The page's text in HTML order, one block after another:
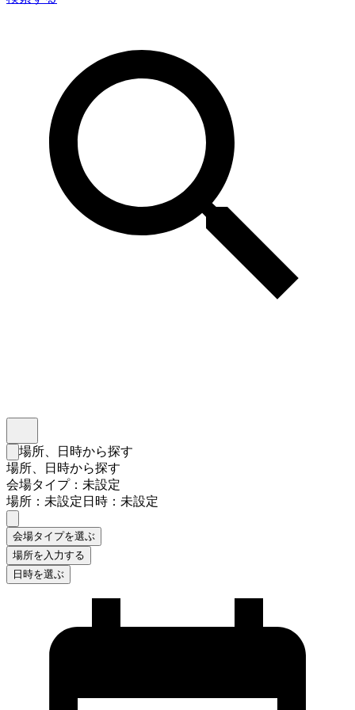
検索フォームを閉じる
場所、日時から探す
場所、日時から探す
会場タイプ：未設定
場所：未設定日時：未設定
会場タイプを選ぶ
場所を入力する
日時を選ぶ